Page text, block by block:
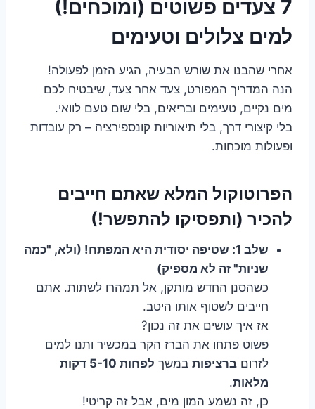
7 צעדים פשוטים (ומוכחים!)
למים צלולים וטעימים
אחרי שהבנו את שורש הבעיה, הגיע הזמן לפעולה!
הנה המדריך המפורט, צעד אחר צעד, שיבטיח לכם
מים נקיים, טעימים ובריאים, בלי שום טעם לוואי.
בלי קיצורי דרך, בלי תיאוריות קונספירציה – רק עובדות
ופעולות מוכחות.
הפרוטוקול המלא שאתם חייבים
להכיר (ותפסיקו להתפשר!)
שלב 1: שטיפה יסודית היא המפתח! (ולא, "כמה
שניות" זה לא מספיק)
כשהסנן החדש מותקן, אל תמהרו לשתות. אתם
חייבים לשטוף אותו היטב.
אז איך עושים את זה נכון?
פשוט פתחו את הברז הקר במכשיר ותנו למים
לזרום ברציפות במשך
לפחות 5-10 דקות
מלאות.
כן, זה נשמע המון מים, אבל זה קריטי!